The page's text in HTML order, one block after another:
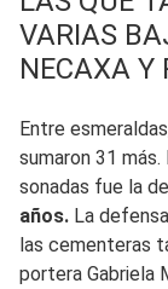
VARIAS
NECAXA Y
Entre
sumaron 31 más.
sonadas fue la
años. La
las cementeras
portera Gabriela